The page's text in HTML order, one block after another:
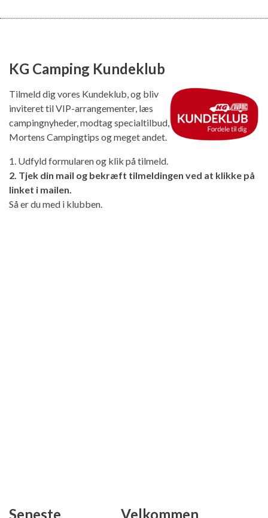
KG Camping Kundeklub
Tilmeld dig vores Kundeklub, og bliv
inviteret til VIP-arrangementer, læs
campingnyheder, modtag specialtilbud,
Mortens Campingtips og meget andet.
1. Udfyld formularen og klik på tilmeld.
2. Tjek din mail og bekræft tilmeldingen ved at klikke på
linket i mailen.
Så er du med i klubben.
Seneste
Velkommen